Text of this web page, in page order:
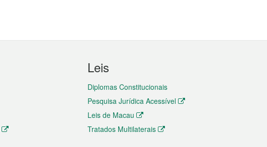
Leis
Diplomas Constitucionais
Pesquisa Jurídica Acessível
Leis de Macau
Tratados Multilaterais